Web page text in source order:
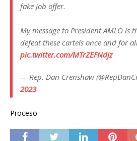
fake job offer.
My message to President AMLO is
defeat these cartels once and for
pic.twitter.com/MTrZEFNdjz
— Rep. Dan Crenshaw
2023
Proceso